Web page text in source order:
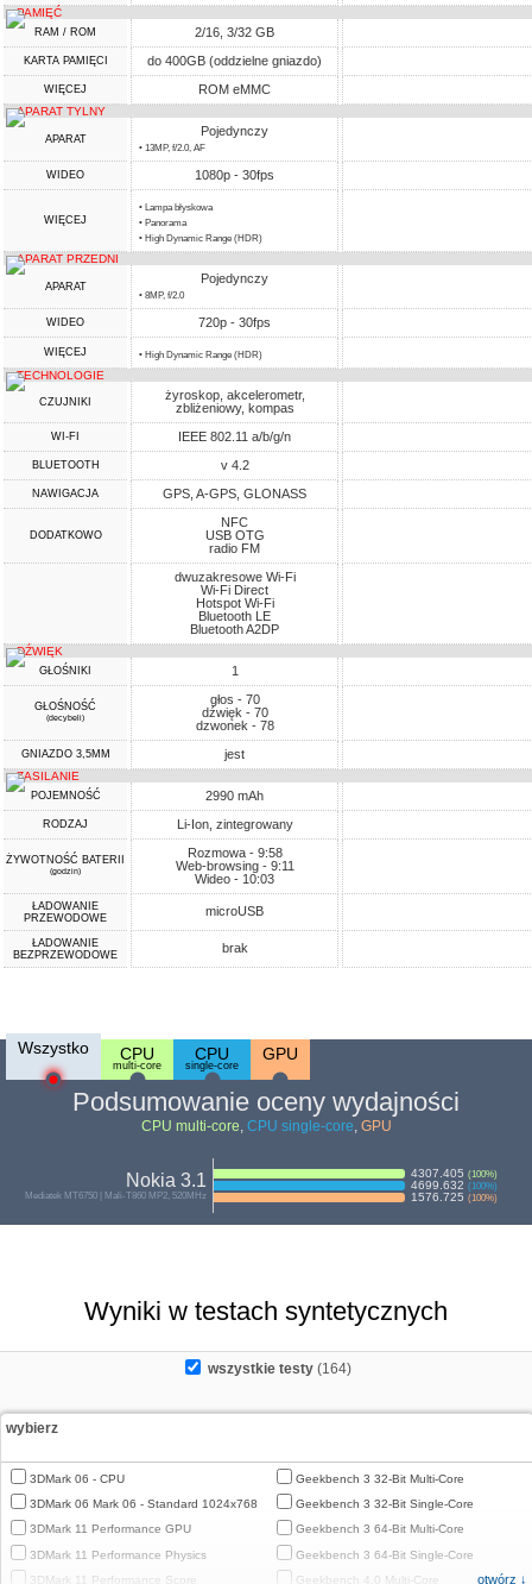
PAMIĘĆ
RAM / ROM 2/16, 3/32 GB
KARTA PAMIĘCI do 400GB (oddzielne gniazdo)
WIĘCEJ ROM eMMC
APARAT TYLNY
APARAT
Pojedynczy
• 13MP, f/2.0, AF
WIDEO 1080p - 30fps
WIĘCEJ
• Lampa błyskowa
• Panorama
• High Dynamic Range (HDR)
APARAT PRZEDNI
APARAT
Pojedynczy
• 8MP, f/2.0
WIDEO 720p - 30fps
WIĘCEJ • High Dynamic Range (HDR)
TECHNOLOGIE
CZUJNIKI
żyroskop, akcelerometr,
zbliżeniowy, kompas
WI-FI IEEE 802.11 a/b/g/n
BLUETOOTH v 4.2
NAWIGACJA GPS, A-GPS, GLONASS
DODATKOWO
NFC
USB OTG
radio FM
dwuzakresowe Wi-Fi
Wi-Fi Direct
Hotspot Wi-Fi
Bluetooth LE
Bluetooth A2DP
DŹWIĘK
GŁOŚNIKI 1
GŁOŚNOŚĆ
(decybeli)
głos - 70
dźwięk - 70
dzwonek - 78
GNIAZDO 3,5MM jest
ZASILANIE
POJEMNOŚĆ 2990 mAh
RODZAJ Li-Ion, zintegrowany
ŻYWOTNOŚĆ BATERII
(godzin)
Rozmowa - 9:58
Web-browsing - 9:11
Wideo - 10:03
ŁADOWANIE
PRZEWODOWE
microUSB
ŁADOWANIE
BEZPRZEWODOWE
brak
Wszystko CPU
multi-core
CPU
single-core
GPU
Podsumowanie oceny wydajności
CPU multi-core, CPU single-core, GPU
Nokia 3.1
Mediatek MT6750 | Mali-T860 MP2, 520MHz
4307.405 (100%)
4699.632 (100%)
1576.725 (100%)
Wyniki w testach syntetycznych
wszystkie testy (164)
wybierz
3DMark 06 - CPU
3DMark 06 Mark 06 - Standard 1024x768
3DMark 11 Performance GPU
3DMark 11 Performance Physics
3DMark 11 Performance Score
Geekbench 3 32-Bit Multi-Core
Geekbench 3 32-Bit Single-Core
Geekbench 3 64-Bit Multi-Core
Geekbench 3 64-Bit Single-Core
Geekbench 4.0 Multi-Core
otwórz ↓